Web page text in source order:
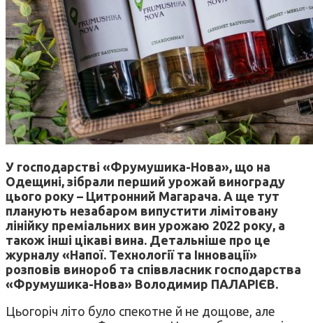
У господарстві «Фрумушика-Нова», що на
Одещині, зібрали перший урожай винограду
цього року – Цитронний Магарача. А ще тут
планують незабаром випустити лімітовану
лінійку преміальних вин урожаю 2022 року, а
також інші цікаві вина. Детальніше про це
журналу «Напої. Технології та Інновації»
розповів винороб та співвласник господарства
«Фрумушика-Нова» Володимир ПАЛАРІЄВ.
Цьогоріч літо було спекотне й не дощове, але